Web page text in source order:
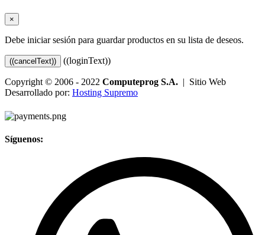
×
Debe iniciar sesión para guardar productos en su lista de deseos.
((cancelText)) ((loginText))
Copyright © 2006 - 2022 Computeprog S.A. | Sitio Web
Desarrollado por: Hosting Supremo
Síguenos: